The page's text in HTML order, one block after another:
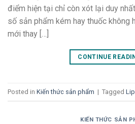
điểm hiện tại chỉ còn xót lại duy
số sản phẩm kém hay thuốc không
mới thay […]
CONTINUE
Posted in Kiến thức sản phẩm | Tagged
KIẾN THỨC SẢN